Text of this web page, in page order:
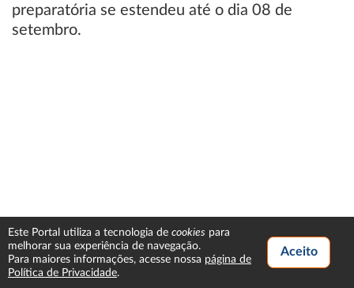
preparatória se estendeu até o dia 08 de
setembro.
Este Portal utiliza a tecnologia de cookies para
melhorar sua experiência de navegação.
Para maiores informações, acesse nossa página de
Política de Privacidade.